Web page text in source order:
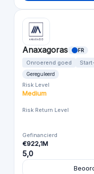
Anaxagoras FR
Onroerend goed
Gereguleerd
Risk Level
Medium
Risk Return Level
Gefinancierd
€922,1M
5,0